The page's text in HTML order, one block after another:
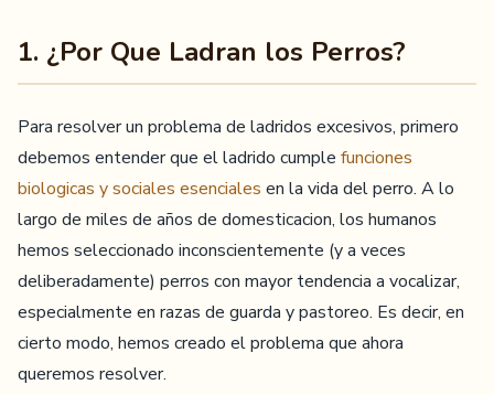
1. ¿Por Que Ladran los Perros?
Para resolver un problema de ladridos excesivos, primero
debemos entender que el ladrido cumple funciones
biologicas y sociales esenciales en la vida del perro. A lo
largo de miles de años de domesticacion, los humanos
hemos seleccionado inconscientemente (y a veces
deliberadamente) perros con mayor tendencia a vocalizar,
especialmente en razas de guarda y pastoreo. Es decir, en
cierto modo, hemos creado el problema que ahora
queremos resolver.